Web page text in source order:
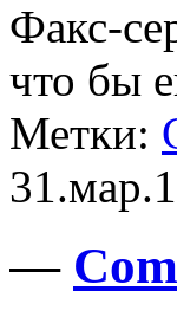
Факс-
что бы
Метки:
—